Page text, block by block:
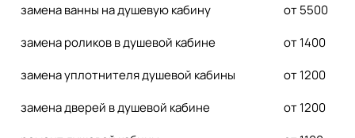
замена ванны на душевую кабину
от 5500
замена роликов в душевой кабине
от 1400
замена уплотнителя душевой кабины
от 1200
замена дверей в душевой кабине
от 1200